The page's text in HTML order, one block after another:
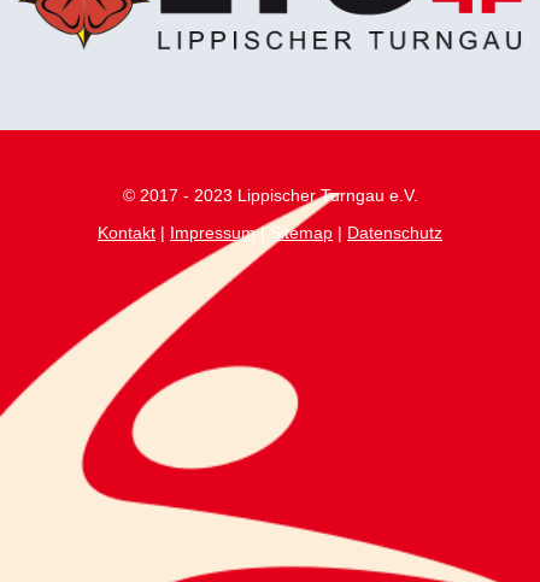
© 2017 - 2023 Lippischer Turngau e.V.
Kontakt | Impressum| Sitemap | Datenschutz